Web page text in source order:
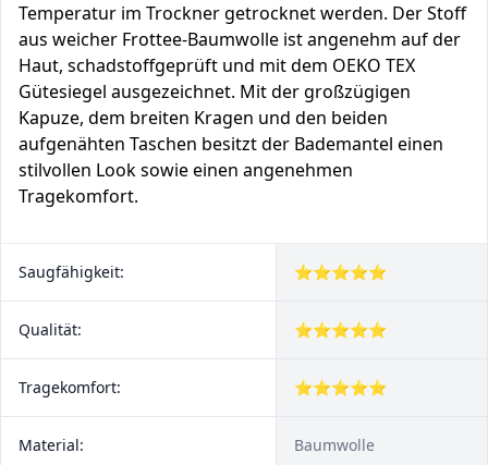
Temperatur im Trockner getrocknet werden. Der Stoff
aus weicher Frottee-Baumwolle ist angenehm auf der
Haut, schadstoffgeprüft und mit dem OEKO TEX
Gütesiegel ausgezeichnet. Mit der großzügigen
Kapuze, dem breiten Kragen und den beiden
aufgenähten Taschen besitzt der Bademantel einen
stilvollen Look sowie einen angenehmen
Tragekomfort.
Saugfähigkeit: ⭐⭐⭐⭐⭐
Qualität: ⭐⭐⭐⭐⭐
Tragekomfort: ⭐⭐⭐⭐⭐
Material: Baumwolle